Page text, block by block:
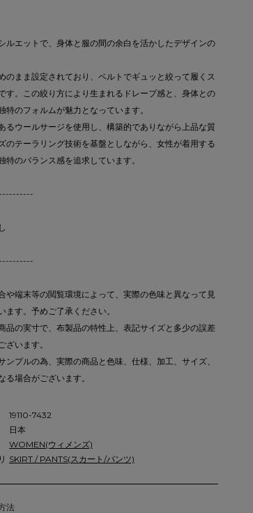
ルエットで、身体と服の間の余白を活かしたデザインの
のまま設定されており、ベルトでギュッと絞って履くス
す。この絞り方により生まれるドレープ感と、身体との
特のフォルムが魅力となっています。
るウールサージを使用し、構築的でありながら上品な質
のテーラリング技術を基盤としながら、女性が着用する
特のバランス感を追求しています。
や端末等の閲覧環境によって、実際の色味と異なって見
ます。予めご了承ください。
品の実寸で、布製品の特性上、表記サイズと多少の誤差
ざいます。
プルの為、実際の商品と色味、仕様、加工、サイズ、
る場合がございます。
19110-7432
日本
WOMEN(ウィメンズ)
SKIRT / PANTS(スカート/パンツ)
法